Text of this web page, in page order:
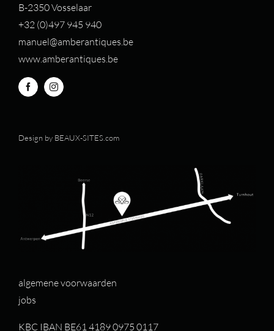
B-2350 Vosselaar
+32 (0)497 945 940
manuel@amberantiques.be
www.amberantiques.be
Design by BEAUX-SITES.com
algemene voorwaarden
jobs
KBC IBAN BE61 4189 0975 0117